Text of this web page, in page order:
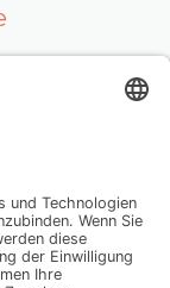
– so
überzeugen
wird:
mehr als nur